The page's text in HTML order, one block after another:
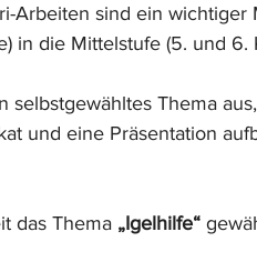
Arbeiten sind ein
in die Mittelstufe (5. und 6.
selbstgewähltes Thema
und eine Präsentation
das Thema „Igelhilfe“